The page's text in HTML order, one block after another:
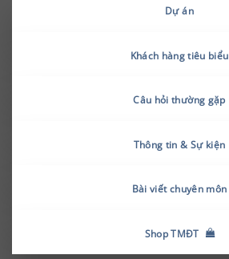
Dự án
Khách hàng tiêu biểu
Câu hỏi thường gặp
Thông tin & Sự kiện
Bài viết chuyên môn
Shop TMĐT